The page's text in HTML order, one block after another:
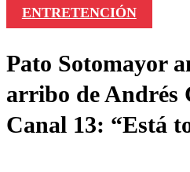
ENTRETENCIÓN
Pato Sotomayor
arribo de Andrés
Canal 13: “Está